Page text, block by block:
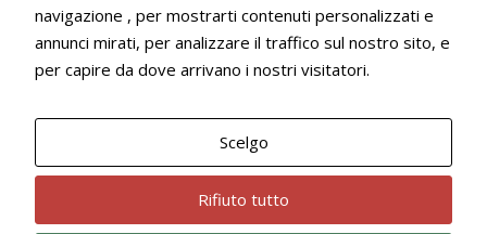
29 LUGLIO 2026
Francesco Andrei convocato al Camp estivo della nazionale
22 LUGLIO 2026
navigazione , per mostrarti contenuti personalizzati e
annunci mirati, per analizzare il traffico sul nostro sito, e
per capire da dove arrivano i nostri visitatori.
Scelgo
Rifiuto tutto